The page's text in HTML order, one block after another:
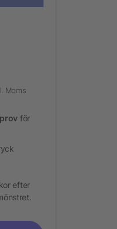
Moms
för
efter